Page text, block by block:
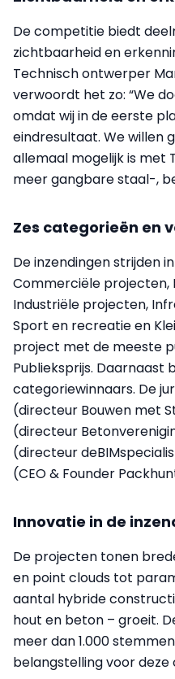
De competitie biedt
zichtbaarheid en
Technisch ontwerper
verwoordt het zo: “We
omdat wij in de eerste
eindresultaat. We willen
allemaal mogelijk is met
meer gangbare staal-,
Zes categorieën en
De inzendingen strijden
Commerciële projecten,
Industriële projecten,
Sport en recreatie en
project met de meeste
Publieksprijs. Daarnaast
categoriewinnaars. De
(directeur Bouwen met
(directeur
(directeur
(CEO & Founder
Innovatie in de
De projecten tonen
en point clouds tot
aantal hybride
hout en beton – groeit.
meer dan 1.000
belangstelling voor deze